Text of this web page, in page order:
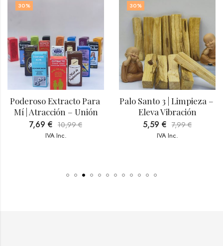
30%
Poderoso Extracto Para
Mí | Atracción – Unión
7,69 € 10,99€
IVA Inc.
30%
Palo Santo 3 | Limpieza –
Eleva Vibración
5,59 € 7,99€
IVA Inc.